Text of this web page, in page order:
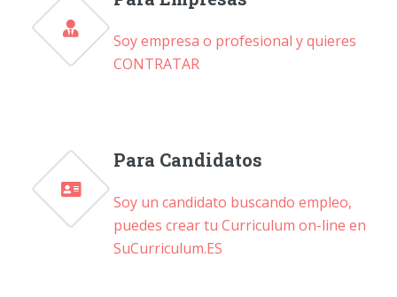
Soy empresa o profesional y quieres
CONTRATAR
Para Candidatos
Soy un candidato buscando empleo,
puedes crear tu Curriculum on-line en
SuCurriculum.ES